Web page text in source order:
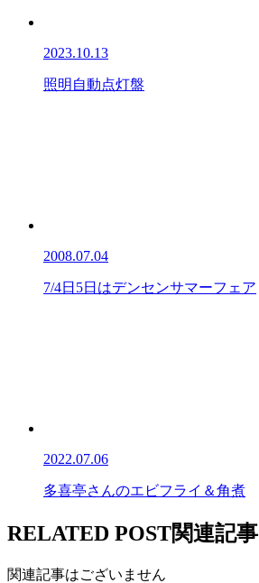
2023.10.13
照明自動点灯盤
2008.07.04
7/4日5日はデンセンサマーフェア
2022.07.06
多喜亭さんのエビフライ＆角煮
RELATED POST関連記事
関連記事はございません